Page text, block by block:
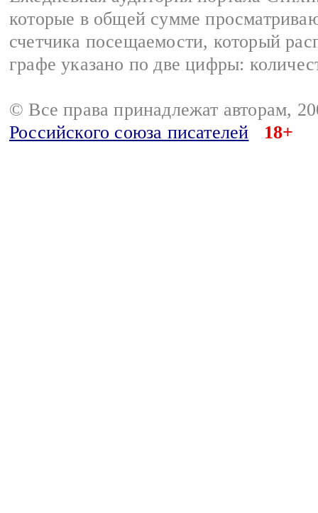
которые в общей сумме
счетчика посещаемости, который
графе указано по две цифры:
© Все права принадлежат авторам,
Российского союза писателей
18+